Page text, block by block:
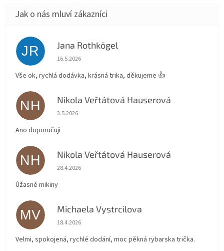
JR Jana Rothkögel
Hodnocení obchodu je 5 z 5 hvězdiček.
16.5.2026
Vše ok, rychlá dodávka, krásná trika, děkujeme 👍
NH Nikola Veřtátová Hauserová
Hodnocení obchodu je 5 z 5 hvězdiček.
3.5.2026
Ano doporučuji
NH Nikola Veřtátová Hauserová
Hodnocení obchodu je 5 z 5 hvězdiček.
28.4.2026
Úžasné mikiny
MV Michaela Vystrcilova
Hodnocení obchodu je 5 z 5 hvězdiček.
18.4.2026
Velmi, spokojená, rychlé dodání, moc pěkná rybarska trička.